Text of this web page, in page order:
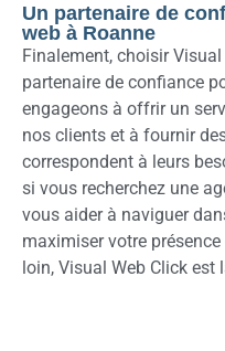
Un partenaire de
web à Roanne
Finalement, choisir Visual
partenaire de confiance
engageons à offrir un
nos clients et à fournir
correspondent à leurs
si vous recherchez une
vous aider à naviguer
maximiser votre
loin, Visual Web Click est